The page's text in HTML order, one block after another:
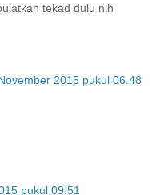
tekad dulu nih
2015 pukul 06.48
pukul 09.51